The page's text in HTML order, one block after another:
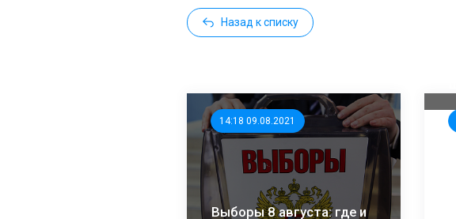
Назад к списку
14:18 09.08.2021
Выборы 8 августа: где и